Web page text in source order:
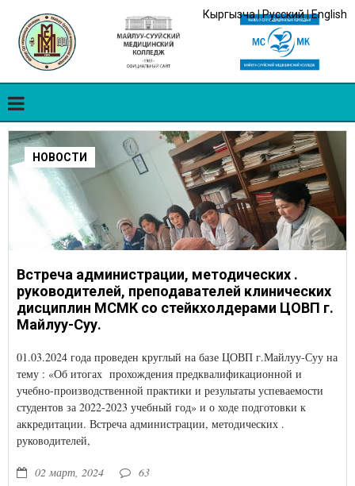
Кыргызча|Русский|English
НОВОСТИ
Встреча администрации, методических .
руководителей, преподавателей клинических
дисциплин МСМК со стейкхолдерами ЦОВП г.
Майлуу-Суу.
01.03.2024 года проведен круглый на базе ЦОВП г.Майлуу-Суу на
тему : «Об итогах прохождения предквалификационной и
учебно-производственной практики и результаты успеваемости
студентов за 2022-2023 учебный год» и о ходе подготовки к
аккредитации. Встреча администрации, методических .
руководителей,
02 март, 2024 63